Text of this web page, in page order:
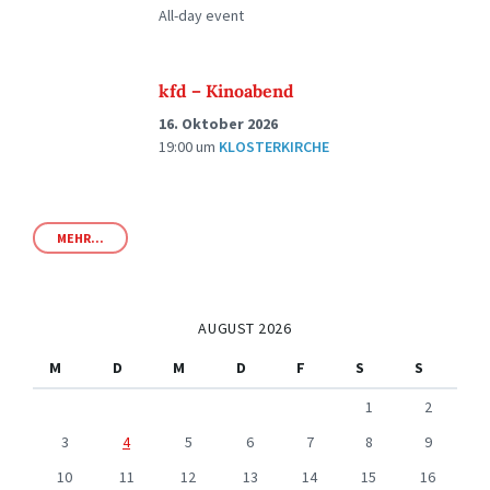
All-day event
kfd – Kinoabend
16. Oktober 2026
19:00um KLOSTERKIRCHE
MEHR...
AUGUST 2026
M
D M D F S
S
1
2
3
4 5 6 7 8
9
10
11 12 13 14 15 16